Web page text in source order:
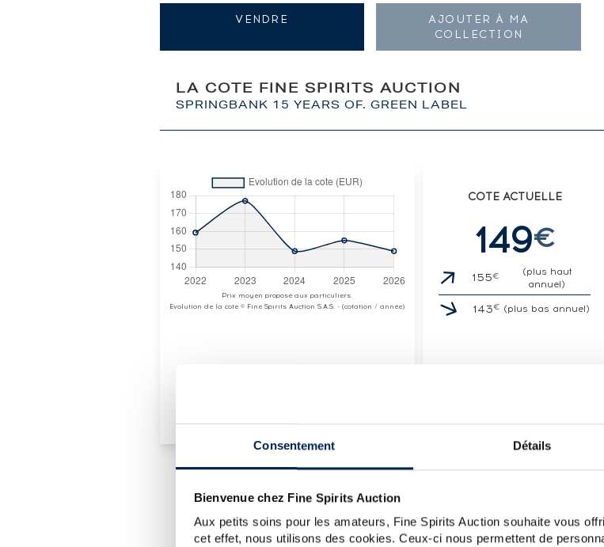
Consentement Détails
Bienvenue chez Fine Spirits Auction
Aux petits soins pour les amateurs, Fine Spirits Auction souhaite vous
cet effet, nous utilisons des cookies. Ceux-ci nous permettent de
LA COTE FINE SPIRITS AUCTION
SPRINGBANK 15 YEARS OF. GREEN LABEL
Prix moyen proposé aux particuliers.
Evolution de la cote © Fine Spirits Auction S.A.S. - (cotation / année)
COTE ACTUELLE
149€
155€
(plus haut
annuel)
143€ (plus bas annuel)
PRÉSENTATION DU LOT
SPRINGBANK 15 YEARS OF. GREEN LABEL
VENDRE
AJOUTER À MA
COLLECTION